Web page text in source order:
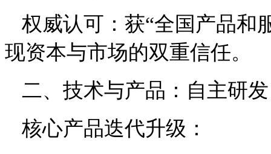
权威认可：获“全国产品和
现资本与市场的双重信任。
二、技术与产品：自主研
核心产品迭代升级：